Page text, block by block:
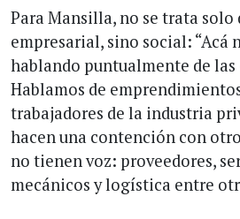
Para Mansilla, no se trata solo
empresarial, sino social: “Acá
hablando puntualmente de las
Hablamos de
trabajadores de la industria
hacen una contención con
no tienen voz: proveedores,
mecánicos y logística entre